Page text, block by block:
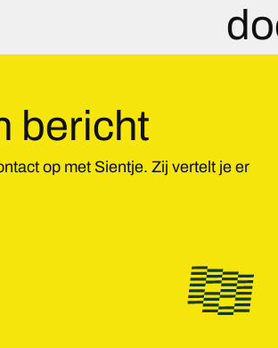
bericht
op met Sientje. Zij vertelt je er